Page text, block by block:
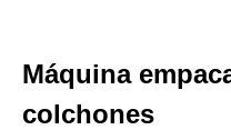
Máquina
colchones